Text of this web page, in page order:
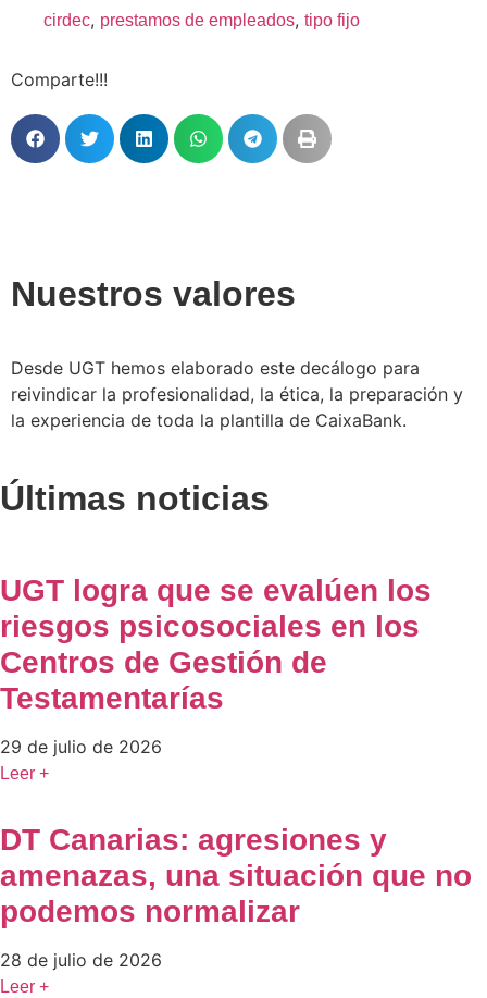
cirdec, prestamos de empleados, tipo fijo
Comparte!!!
Nuestros valores
Desde UGT hemos elaborado este decálogo para
reivindicar la profesionalidad, la ética, la preparación y
la experiencia de toda la plantilla de CaixaBank.
Últimas noticias
UGT logra que se evalúen los
riesgos psicosociales en los
Centros de Gestión de
Testamentarías
29 de julio de 2026
Leer +
DT Canarias: agresiones y
amenazas, una situación que no
podemos normalizar
28 de julio de 2026
Leer +